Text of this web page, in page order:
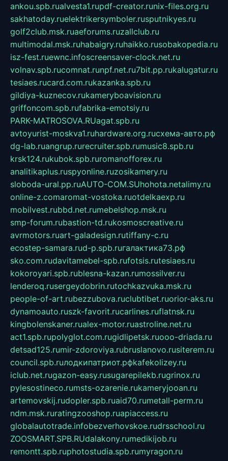
ankou.spb.rualvesta1.rupdf-creator.runix-files.org.ru
sakhatoday.ruelektrikersymboler.rusputnikyes.ru
golf2club.msk.ruaeforums.ruzallclub.ru
multimodal.msk.ruhabaigry.ruhaikko.rusobakopedia.ru
isz-fest.ruewnc.infoscreensaver-clock.net.ru
volnav.spb.rucomnat.runpf.net.ru7bit.pp.rukalugatur.ru
tesiaes.rucard.com.rukazanka.spb.ru
gildiya-kuznecov.rukameryboavision.ru
griffoncom.spb.rufabrika-emotsiy.ru
PARK-MATROSOVA.RUagat.spb.ru
avtoyurist-moskva1.ruhardware.org.ruсхема-авто.рф
dg-lab.ruangrup.rurecruiter.spb.rumusic8.spb.ru
krsk124.rukubok.spb.ruromanofforex.ru
analitikaplus.ruspyonline.ruzosikamery.ru
sloboda-ural.pp.ruAUTO-COM.SUhohota.netalimy.ru
online-z.comaromat-vostoka.ruotdelkaexp.ru
mobilvest.rubbd.net.rumebelshop.msk.ru
smp-forum.rubastion-td.rukosmoscreative.ru
avrmotors.ruart-galadesign.rutiffany-c.ru
ecostep-samara.rud-p.spb.ruгалактика73.рф
sko.com.rudavitamebel-spb.rufotsis.rutesiaes.ru
kokoroyari.spb.rublesna-kazan.rumossilver.ru
lenderoq.rusergeydobrin.rutochkazvuka.msk.ru
people-of-art.rubezzubova.ruclubtibet.ruorior-aks.ru
dynamoauto.ruszk-favorit.rucarlines.ruflatnsk.ru
kingbolenskaner.rualex-motor.ruastroline.net.ru
act1.spb.rupolyglot.com.rugidlipetsk.ruooo-driada.ru
detsad125.rumir-zdoroviya.rubruslanovo.rusiterem.ru
council.spb.ruлодкипатриот.рфkafekolizey.ru
iclub.net.rugazon-easy.rusugarepilekb.rugrinox.ru
pylesostineco.rumsts-ozarenie.rukameryjooan.ru
artemovskij.rudopler.spb.ruaid70.rumetall-perm.ru
ndm.msk.ruratingzooshop.ruapiaccess.ru
globalautotrade.infobezverhovskoe.rudrsschool.ru
ZOOSMART.SPB.RUdalakony.rumedikijob.ru
remontt.spb.ruphotostudia.spb.rumyragon.ru